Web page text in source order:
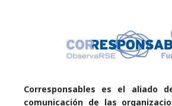
Corresponsables es el aliado
comunicación de las